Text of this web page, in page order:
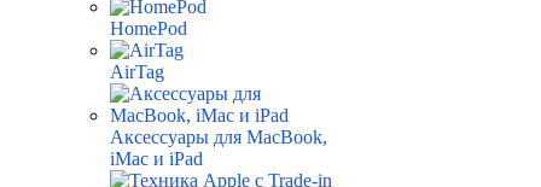
HomePod
AirTag
Аксессуары для MacBook,
iMac и iPad